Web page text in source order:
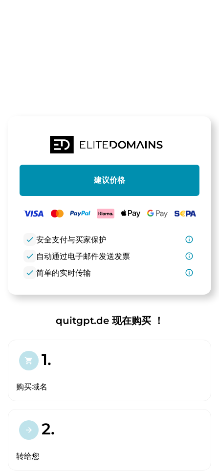
建议价格
check 安全支付与买家保护
info_outline
check 自动通过电子邮件发送发票
info_outline
check 简单的实时传输 info_outline
quitgpt.de 现在购买 ！
shopping_cart 1.
购买域名
arrow_forward 2.
转给您